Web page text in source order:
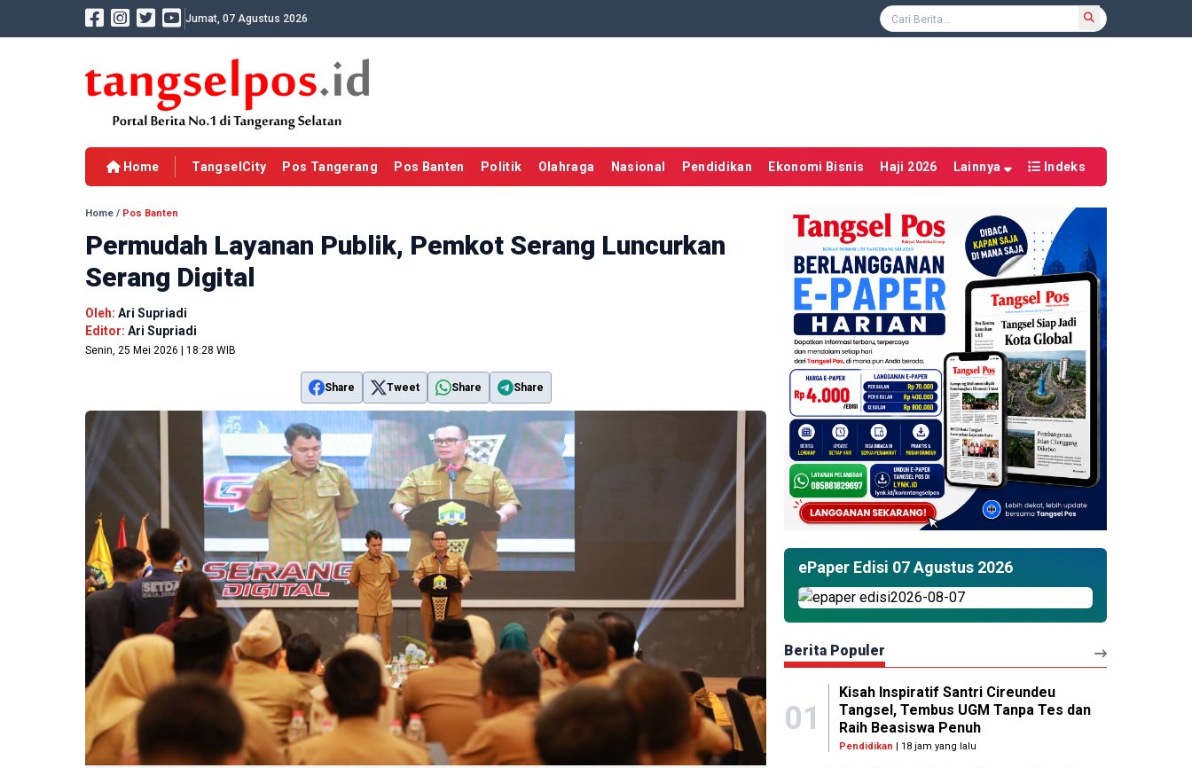
Jumat, 07 Agustus 2026
Home TangselCity Pos Tangerang Pos Banten Politik Olahraga Nasional Pendidikan Ekonomi Bisnis Haji 2026 Lainnya Indeks
Home / Pos Banten
Permudah Layanan Publik, Pemkot Serang Luncurkan
Serang Digital
Oleh: Ari Supriadi
Editor: Ari Supriadi
Senin, 25 Mei 2026 | 18:28 WIB
Share Tweet Share Share
ePaper Edisi 07 Agustus 2026
Berita Populer
01
Kisah Inspiratif Santri Cireundeu
Tangsel, Tembus UGM Tanpa Tes dan
Raih Beasiswa Penuh
Pendidikan | 18 jam yang lalu